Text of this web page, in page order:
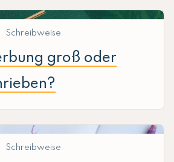
Schreibweise
groß oder
Schreibweise